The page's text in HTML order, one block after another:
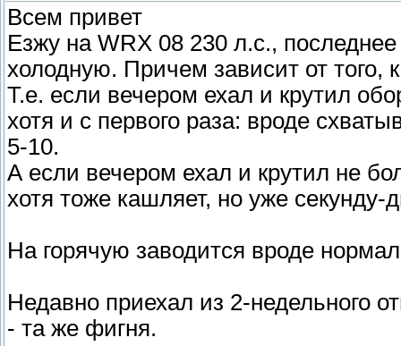
Всем привет
Езжу на WRX 08 230 л.с.,
холодную. Причем зависит от того,
Т.е. если вечером ехал и крутил
хотя и с первого раза: вроде
5-10.
А если вечером ехал и крутил не
хотя тоже кашляет, но уже секунду-
На горячую заводится вроде
Недавно приехал из 2-недельного
- та же фигня.